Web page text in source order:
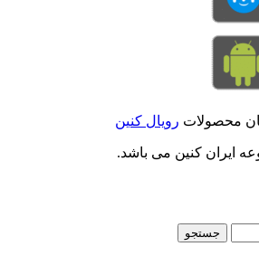
محصولات رویال کنین
ایران کنین می باشد.
جستجو